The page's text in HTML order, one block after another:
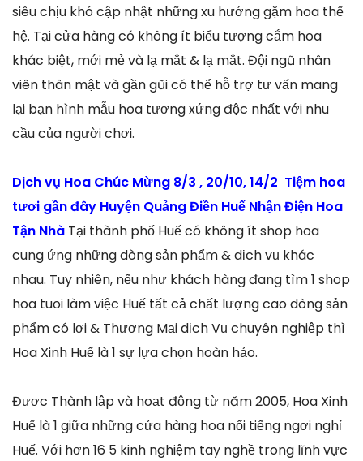
siêu chịu khó cập nhật những xu hướng gặm hoa thế
hệ. Tại cửa hàng có không ít biểu tượng cắm hoa
khác biệt, mới mẻ và lạ mắt & lạ mắt. Đội ngũ nhân
viên thân mật và gần gũi có thể hỗ trợ tư vấn mang
lại bạn hình mẫu hoa tương xứng độc nhất với nhu
cầu của người chơi.
Dịch vụ Hoa Chúc Mừng 8/3 , 20/10, 14/2 Tiệm hoa
tươi gần đây Huyện Quảng Điền Huế Nhận Điện Hoa
Tận Nhà Tại thành phố Huế có không ít shop hoa
cung ứng những dòng sản phẩm & dịch vụ khác
nhau. Tuy nhiên, nếu như khách hàng đang tìm 1 shop
hoa tuoi làm việc Huế tất cả chất lượng cao dòng sản
phẩm có lợi & Thương Mại dịch Vụ chuyên nghiệp thì
Hoa Xinh Huế là 1 sự lựa chọn hoàn hảo.
Được Thành lập và hoạt động từ năm 2005, Hoa Xinh
Huế là 1 giữa những cửa hàng hoa nổi tiếng ngơi nghỉ
Huế. Với hơn 16 5 kinh nghiệm tay nghề trong lĩnh vực